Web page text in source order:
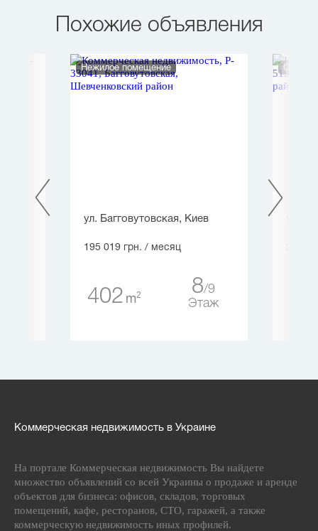
Похожие объявления
Нежилое помещение
ул. Багговутовская, Киев
195 019 грн. / месяц
402 m2 8 9
Этаж
Офис
Коммерческая недвижимость в Украине
На портале Коммерческая недвижимость Вы найдете
множество объявлений со всей Украины о продаже и аренде
объектов для бизнеса: офисов, складов, торговых
помещений, кафе, ресторанов, СТО, гаражей, а также
коммерческую недвижимость иных профилей.